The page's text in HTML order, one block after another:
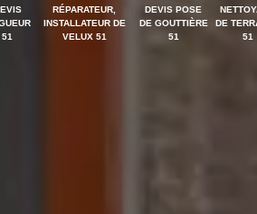
51
RÉPARATEUR,
INSTALLATEUR DE
VELUX 51
DEVIS POSE
DE GOUTTIÈRE
51
DE
51